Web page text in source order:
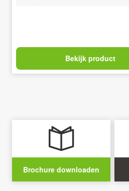
Bekijk product
Brochure downloaden